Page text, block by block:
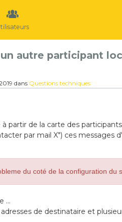
autre participant
dans Questions techniques
partir de la carte des
par mail X") ces messages
du coté de la configuration du
...
de destinataire et